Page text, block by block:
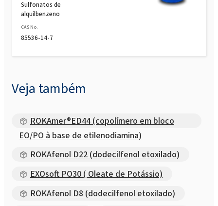
Sulfonatos de
alquilbenzeno
CAS No.
85536-14-7
Veja também
ROKAmer®ED44 (copolímero em bloco
EO/PO à base de etilenodiamina)
ROKAfenol D22 (dodecilfenol etoxilado)
EXOsoft PO30 ( Oleate de Potássio)
ROKAfenol D8 (dodecilfenol etoxilado)